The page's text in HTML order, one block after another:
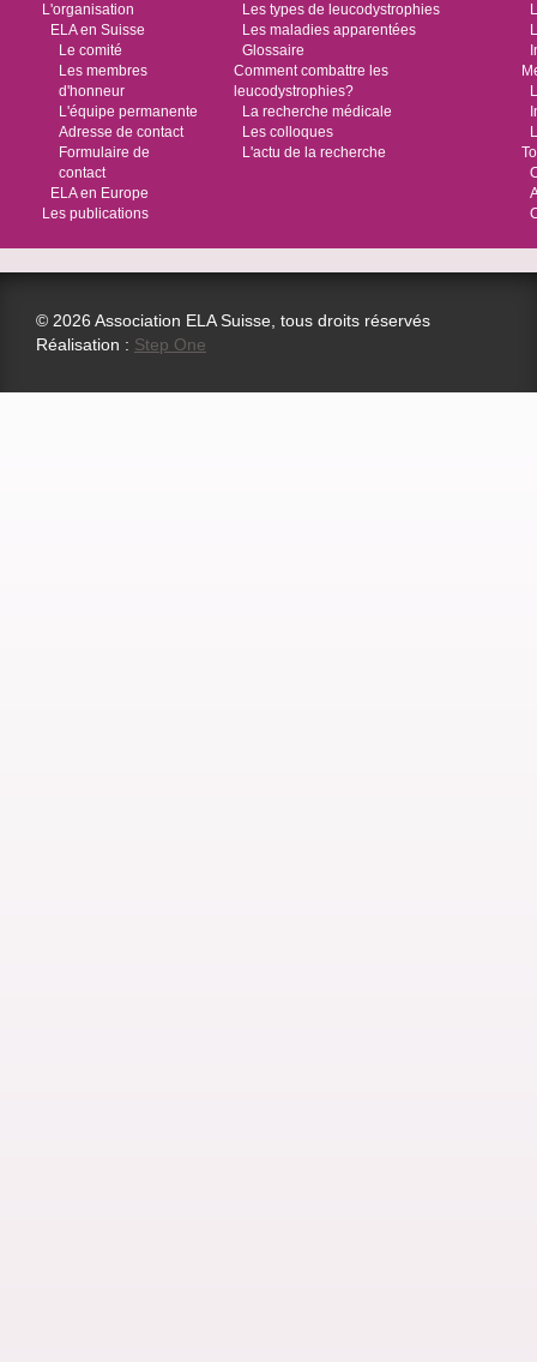
L'organisation
ELA en Suisse
Le comité
Les membres
d'honneur
L'équipe permanente
Adresse de contact
Formulaire de
contact
ELA en Europe
Les publications
Les types de leucodystrophies
Les maladies apparentées
Glossaire
Comment combattre les
leucodystrophies?
La recherche médicale
Les colloques
L'actu de la recherche
© 2026 Association ELA Suisse, tous droits réservés
Réalisation : Step One